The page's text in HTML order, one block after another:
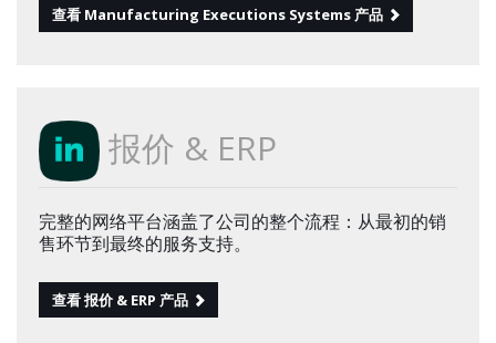
查看 Manufacturing Executions Systems 产品
报价 & ERP
完整的网络平台涵盖了公司的整个流程：从最初的销
售环节到最终的服务支持。
查看 报价 & ERP 产品